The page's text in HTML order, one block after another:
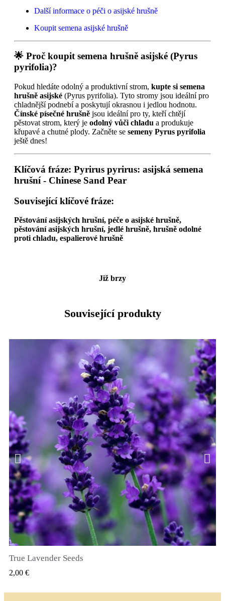
Další informace o péči o asijské hrušně
Koupit semena asijské hrušně
🌟 Proč koupit semena hrušně asijské (Pyrus
pyrifolia)?
Pokud hledáte odolný a produktivní strom, kupte si semena
hrušně asijské (Pyrus pyrifolia). Tyto stromy jsou ideální pro
chladnější podnebí a poskytují okrasnou i jedlou hodnotu.
Čínské písečné hrušně jsou ideální pro ty, kteří chtějí
pěstovat strom, který je odolný vůči chladu a produkuje
křupavé a chutné plody. Začněte se semeny Pyrus pyrifolia
ještě dnes!
Klíčová fráze: Pyrirus pyrirus: asijská semena
hrušní - Chinese Sand Pear
Související klíčové fráze:
Pěstování asijských hrušní, péče o asijské hrušně,
pěstování asijských hrušní, jedlé hrušně, hrušně odolné
proti chladu, espalierové hrušně
Již brzy
Související produkty
True Lavender Seeds
2,00 €